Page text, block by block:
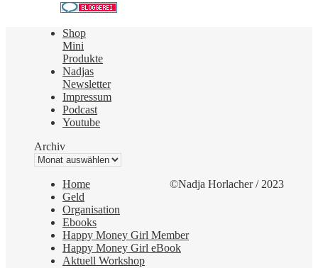
Shop
Mini
Produkte
Nadjas
Newsletter
Impressum
Podcast
Youtube
Archiv
©Nadja Horlacher / 2023
Home
Geld
Organisation
Ebooks
Happy Money Girl Member
Happy Money Girl eBook
Aktuell Workshop